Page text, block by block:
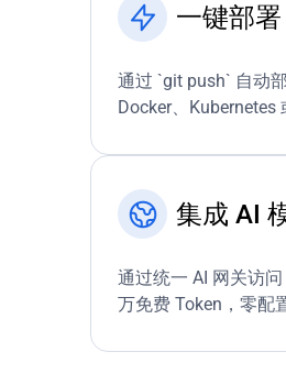
一键部署
通过 `git push` 自动
Docker、Kubernetes
集成 AI
通过统一 AI 网关访
万免费 Token，零配